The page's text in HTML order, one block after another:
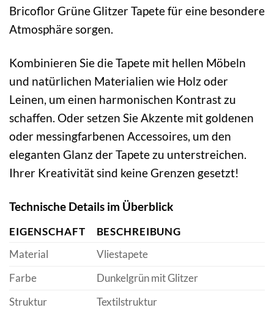
Bricoflor Grüne Glitzer Tapete für eine besondere
Atmosphäre sorgen.
Kombinieren Sie die Tapete mit hellen Möbeln
und natürlichen Materialien wie Holz oder
Leinen, um einen harmonischen Kontrast zu
schaffen. Oder setzen Sie Akzente mit goldenen
oder messingfarbenen Accessoires, um den
eleganten Glanz der Tapete zu unterstreichen.
Ihrer Kreativität sind keine Grenzen gesetzt!
Technische Details im Überblick
EIGENSCHAFT
BESCHREIBUNG
Material
Vliestapete
Farbe
Dunkelgrün mit Glitzer
Struktur
Textilstruktur